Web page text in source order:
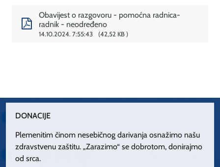
Obavijest o razgovoru - pomoćna radnica-
radnik - neodređeno
14.10.2024. 7:55:43 42,52 KB
DONACIJE
Plemenitim činom nesebičnog darivanja osnažimo našu
zdravstvenu zaštitu. „Zarazimo“ se dobrotom, donirajmo
od srca.